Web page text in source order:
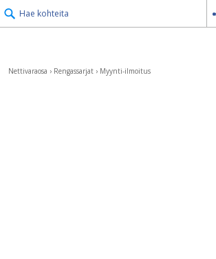
Hae kohteita
Nettivaraosa › Rengassarjat › Myynti-ilmoitus